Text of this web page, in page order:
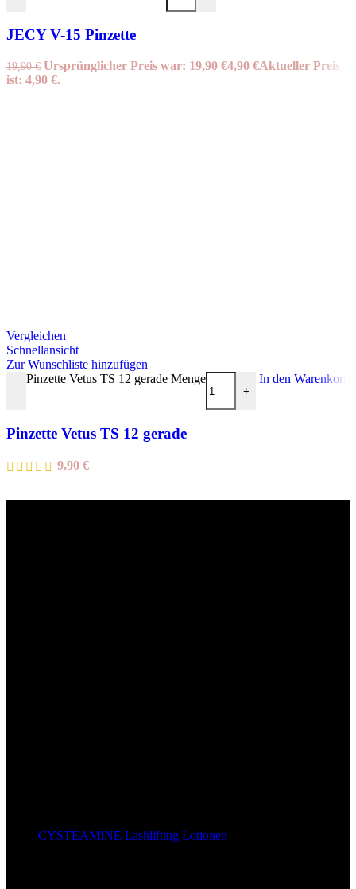
JECY V-15 Pinzette
19,90€ Ursprünglicher Preis war: 19,90 €4,90 €Aktueller Preis
ist: 4,90 €.
Vergleichen
Schnellansicht
Zur Wunschliste hinzufügen
-
Pinzette Vetus TS 12 gerade Menge
+
In den Warenkorb
Pinzette Vetus TS 12 gerade
9,90 €
CYSTEAMINE Lashlifting Lotionen